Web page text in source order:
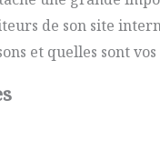
de son site
et quelles sont